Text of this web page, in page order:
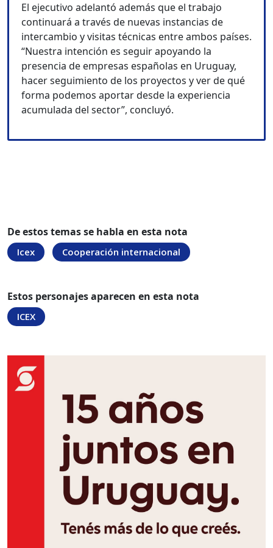
El ejecutivo adelantó además que el trabajo
continuará a través de nuevas instancias de
intercambio y visitas técnicas entre ambos países.
“Nuestra intención es seguir apoyando la
presencia de empresas españolas en Uruguay,
hacer seguimiento de los proyectos y ver de qué
forma podemos aportar desde la experiencia
acumulada del sector”, concluyó.
De estos temas se habla en esta nota
Icex Cooperación internacional
Estos personajes aparecen en esta nota
ICEX